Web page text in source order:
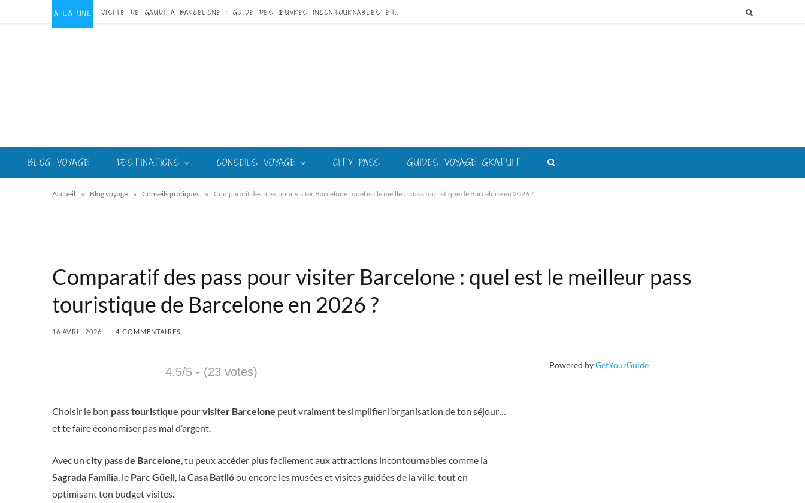
A LA UNE VISITE DE GAUDÍ À BARCELONE : GUIDE DES ŒUVRES INCONTOURNABLES ET DU MEILLEUR CIRCUIT
BLOG VOYAGE DESTINATIONS CONSEILS VOYAGE CITY PASS GUIDES VOYAGE GRATUIT
Accueil » Blog voyage » Conseils pratiques » Comparatif des pass pour visiter Barcelone : quel est le meilleur pass touristique de Barcelone en 2026 ?
Comparatif des pass pour visiter Barcelone : quel est le meilleur pass
touristique de Barcelone en 2026 ?
16 AVRIL 2026 4 COMMENTAIRES
4.5/5 - (23 votes)
Choisir le bon pass touristique pour visiter Barcelone peut vraiment te simplifier l’organisation de ton séjour…
et te faire économiser pas mal d’argent.
Avec un city pass de Barcelone, tu peux accéder plus facilement aux attractions incontournables comme la
Sagrada Família, le Parc Güell, laCasa Batllóou encore les musées et visites guidées de la ville, tout en
optimisant ton budget visites.
Powered byGetYourGuide